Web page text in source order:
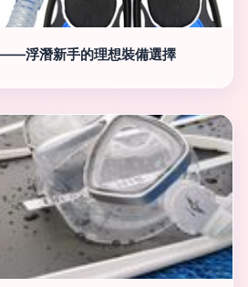
浮潛新手的理想裝備選擇